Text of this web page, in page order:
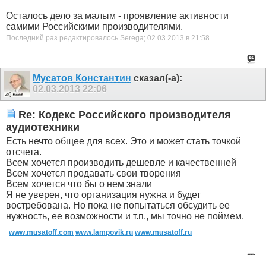
Осталось дело за малым - проявление активности
самими Российскими производителями.
Последний раз редактировалось Serega; 02.03.2013 в 21:58.
Мусатов Константин сказал(-а):
02.03.2013 22:06
Re: Кодекс Российского производителя
аудиотехники
Есть нечто общее для всех. Это и может стать точкой
отсчета.
Всем хочется производить дешевле и качественней
Всем хочется продавать свои творения
Всем хочется что бы о нем знали
Я не уверен, что организация нужна и будет
востребована. Но пока не попытаться обсудить ее
нужность, ее возможности и т.п., мы точно не поймем.
www.musatoff.com www.lampovik.ru www.musatoff.ru